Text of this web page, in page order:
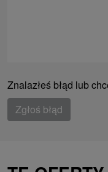
Znalazłeś błąd lub
Zgłoś błąd